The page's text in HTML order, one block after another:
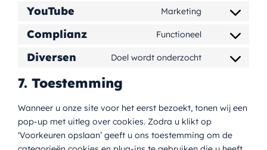
google-
google-
YouTube Marketing
Consent
youtube
Complianz Functioneel
Consent
Diversen Doel wordt onderzocht
Consent
diversen
7. Toestemming
Wanneer u onze site voor het eerst bezoekt, tonen wij een
pop-up met uitleg over cookies. Zodra u klikt op
‘Voorkeuren opslaan’ geeft u ons toestemming om de